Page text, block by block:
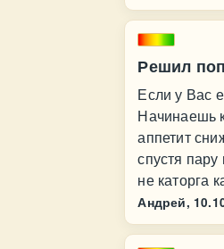
Решил
Если у Вас
Начинаешь
аппетит
спустя
не каторга
Андрей,